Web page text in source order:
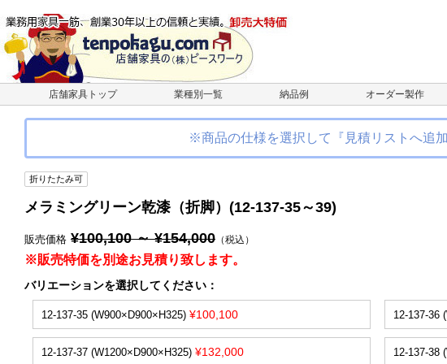
店舗家具トップ 業種別一覧 納品例 オーダー製作
※商品の仕様を選択して『見積リストへ追
折りたたみ可
メラミングリーン乾漆（折脚）(12-137-35～39)
販売価格 ¥100,100 ～ ¥154,000 （税込）
※販売特価を別途お見積り致します。
バリエーションを選択してください ：
12-137-35 (W900×D900×H325)¥100,100 12-137-36
12-137-37 (W1200×D900×H325)¥132,000 12-137-38